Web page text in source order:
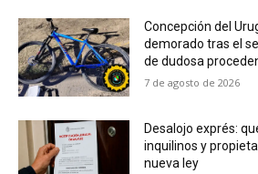
Concepción del
demorado tras el
de dudosa
7 de agosto de 2026
Desalojo exprés:
inquilinos y
nueva ley